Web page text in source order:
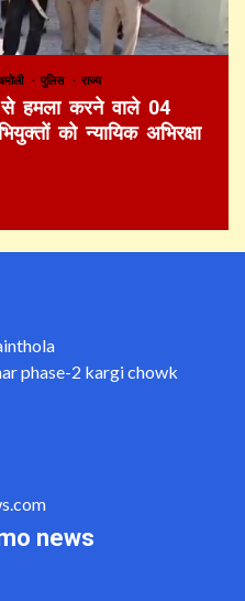
पुलिस राज्य
से हमला करने वाले 04
को न्यायिक अभिरक्षा
phase-2 kargi chowk
news